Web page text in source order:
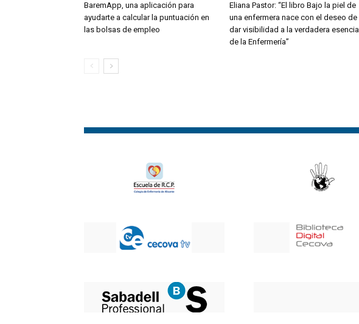
BaremApp, una aplicación para
ayudarte a calcular la puntuación en
las bolsas de empleo
Eliana Pastor: “El libro Bajo la piel de
una enfermera nace con el deseo de
dar visibilidad a la verdadera esencia
de la Enfermería”